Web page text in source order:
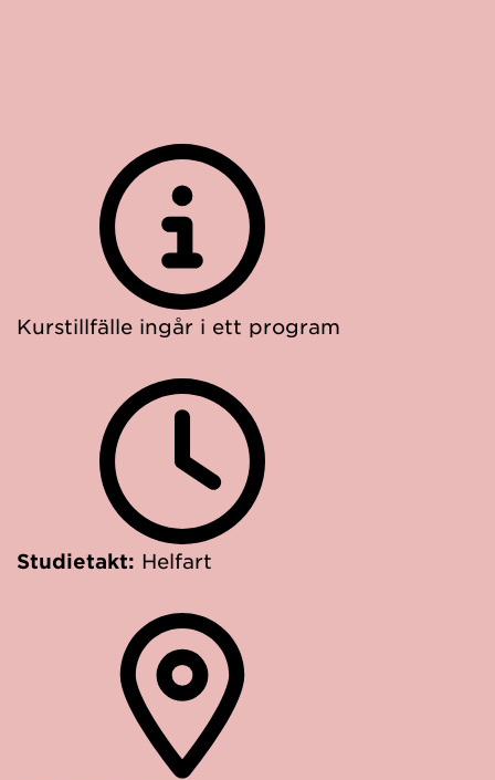
Kurstillfälle ingår i ett program
Studietakt: Helfart